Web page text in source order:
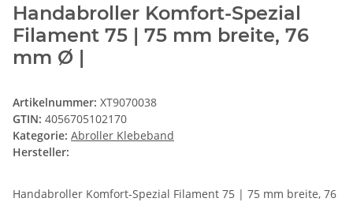
Handabroller Komfort-Spezial
Filament 75 | 75 mm breite, 76
mm Ø |
Artikelnummer: XT9070038
GTIN: 4056705102170
Kategorie: Abroller Klebeband
Hersteller:
Handabroller Komfort-Spezial Filament 75 | 75 mm breite, 76